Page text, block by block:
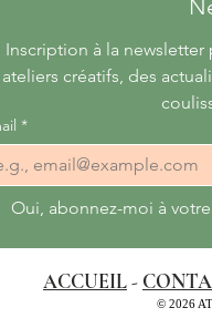
Inscription à la
ateliers créatifs, des
*
Oui, abonnez-moi à
ACCUEIL-
© 2026